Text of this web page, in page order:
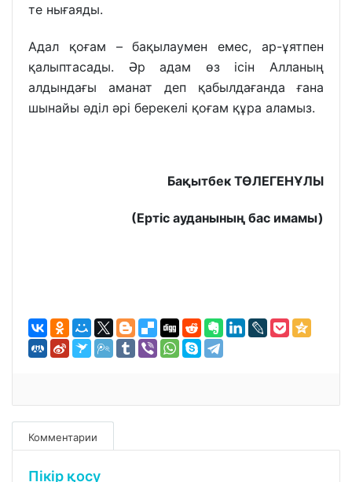
те нығаяды.
Адал қоғам – бақылаумен емес, ар-ұятпен
қалыптасады. Әр адам өз ісін Алланың
алдындағы аманат деп қабылдағанда ғана
шынайы әділ әрі берекелі қоғам құра аламыз.
Бақытбек ТӨЛЕГЕНҰЛЫ
(Ертіс ауданының бас имамы)
Комментарии
Пікір қосу